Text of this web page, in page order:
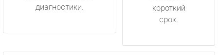
диагностики.
короткий
срок.